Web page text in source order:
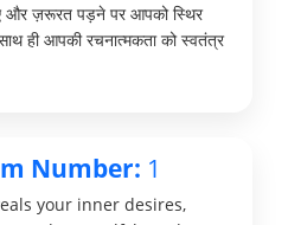
और ज़रूरत पड़ने पर आपको स्थिर
ही आपकी रचनात्मकता को स्वतंत्र
Number: 1
your inner desires,